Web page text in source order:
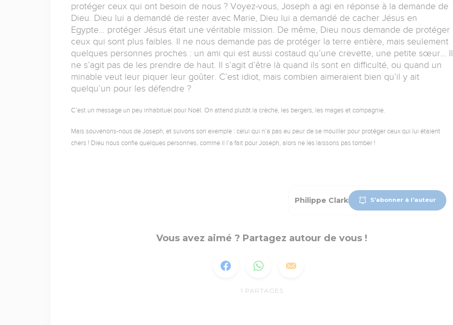
protéger ceux qui ont besoin de nous ? Voyez-vous, Joseph a agi en réponse à la demande de
Dieu. Dieu lui a demandé de rester avec Marie, Dieu lui a demandé de cacher Jésus en
Egypte… protéger Jésus était une véritable mission. De même, Dieu nous demande de protéger
ceux qui sont plus faibles. Il ne nous demande pas de protéger la terre entière, mais seulement
quelques personnes proches : un ami qui est aussi costaud qu’une crevette, une petite sœur... Il
ne s’agit pas de les prendre de haut. Il s’agit d’être là quand ils sont en difficulté, ou quand un
minable veut leur piquer leur goûter. C’est idiot, mais combien aimeraient bien qu’il y ait
quelqu’un pour les défendre ?
C’est un message un peu inhabituel pour Noël. On attend plutôt la crèche, les bergers, les mages et compagnie.
Mais souvenons-nous de Joseph, et suivons son exemple : celui qui n’a pas eu peur de se mouiller pour protéger ceux qui lui étaient
chers ! Dieu nous confie quelques personnes, comme il l’a fait pour Joseph, alors ne les laissons pas tomber !
Philippe Clark S'abonner à l'auteur
Vous avez aimé ? Partagez autour de vous !
1 PARTAGES